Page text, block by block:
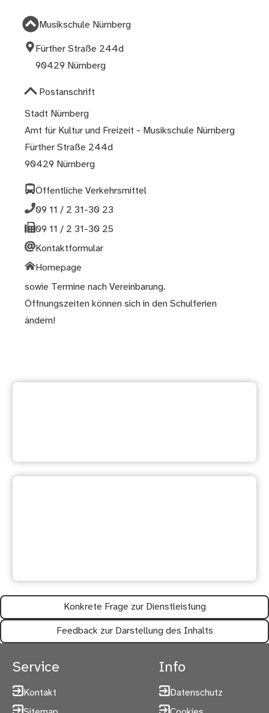
Musikschule Nürnberg
Fürther Straße 244d
90429 Nürnberg
Postanschrift
Stadt Nürnberg
Amt für Kultur und Freizeit - Musikschule Nürnberg
Fürther Straße 244d
90429 Nürnberg
Öffentliche Verkehrsmittel
09 11 / 2 31-30 23
09 11 / 2 31-30 25
Kontaktformular
Homepage
sowie Termine nach Vereinbarung.
Öffnungszeiten können sich in den Schulferien
ändern!
Konkrete Frage zur Dienstleistung
Feedback zur Darstellung des Inhalts
Service
Kontakt
Info
Datenschutz